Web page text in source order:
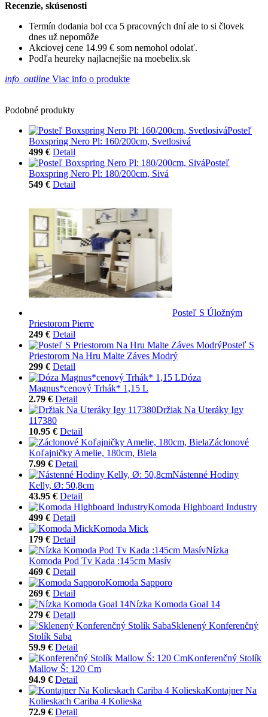
Recenzie, skúsenosti
Termín dodania bol cca 5 pracovných dní ale to si človek
dnes už nepomôže
Akciovej cene 14.99 € som nemohol odolať.
Podľa heureky najlacnejšie na moebelix.sk
info_outline Viac info o produkte
Podobné produkty
Posteľ
Boxspring Nero Pl: 160/200cm, Svetlosivá
499 € Detail
Posteľ
Boxspring Nero Pl: 180/200cm, Sivá
549 € Detail
Posteľ S Úložným
Priestorom Pierre
249 € Detail
Posteľ S
Priestorom Na Hru Malte Záves Modrý
299 € Detail
Dóza
Magnus*cenový Trhák* 1,15 L
2.79 € Detail
Držiak Na Uteráky Igy
117380
10.95 € Detail
Záclonové
Koľajničky Amelie, 180cm, Biela
7.99 € Detail
Nástenné Hodiny
Kelly, Ø: 50,8cm
43.95 € Detail
Komoda Highboard Industry
499 € Detail
Komoda Mick
179 € Detail
Nízka
Komoda Pod Tv Kada :145cm Masív
469 € Detail
Komoda Sapporo
269 € Detail
Nízka Komoda Goal 14
279 € Detail
Sklenený Konferenčný
Stolík Saba
59.9 € Detail
Konferenčný Stolík
Mallow Š: 120 Cm
94.9 € Detail
Kontajner Na
Kolieskach Cariba 4 Kolieska
72.9 € Detail